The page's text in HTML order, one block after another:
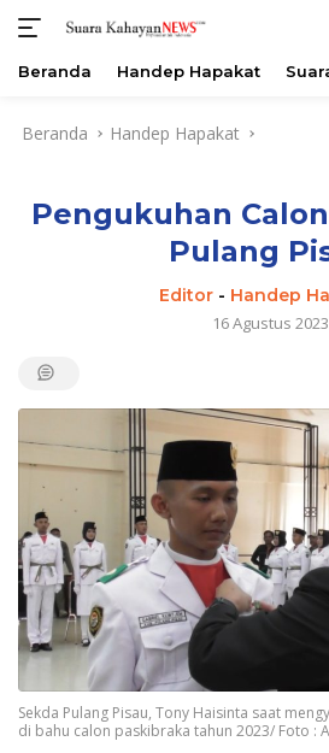
Beranda Handep Hapakat
Beranda Handep Hapakat
Pengukuhan
Pulang
Editor- Handep
16 Agustus 2023
Sekda Pulang Pisau, Tony Haisinta saat
di bahu calon paskibraka tahun 2023/ Foto :